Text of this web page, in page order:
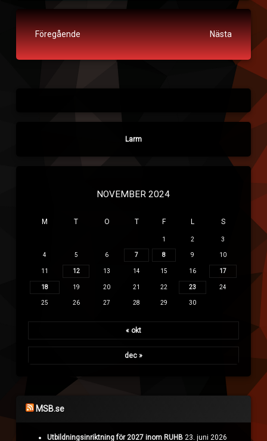
Fortsätt läsa
Föregående Nästa
Larm
NOVEMBER 2024
M T O T F L S
1 2 3
4 5 6 7 8 9 10
11 12 13 14 15 16 17
18 19 20 21 22 23 24
25 26 27 28 29 30
« okt
dec »
MSB.se
Utbildningsinriktning för 2027 inom RUHB 23. juni 2026